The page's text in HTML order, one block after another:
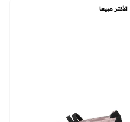
الأكثر مبيعا